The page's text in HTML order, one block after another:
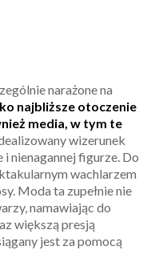
narażone na
najbliższe otoczenie
media, w tym te
wizerunek
nienagannej figurze. Do
wachlarzem
Moda ta zupełnie nie
namawiając do
większą presją
jest za pomocą